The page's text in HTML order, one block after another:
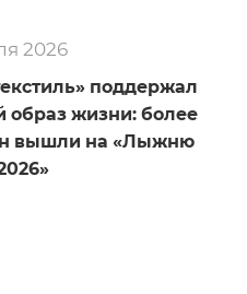
2026
поддержал
образ жизни: более
вышли на «Лыжню